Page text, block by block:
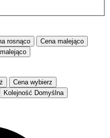
rosnąco Cena malejąco
malejąco
Cena wybierz
Kolejność Domyślna